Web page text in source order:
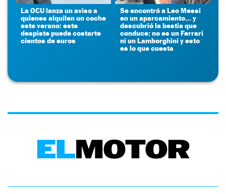
La OCU lanza un aviso a
quienes alquilen un coche
este verano: este
despiste puede costarte
cientos de euros
Se encontró a Leo Messi
en un aparcamiento... y
descubrió la bestia que
conduce: no es un Ferrari
ni un Lamborghini y esto
es lo que cuesta